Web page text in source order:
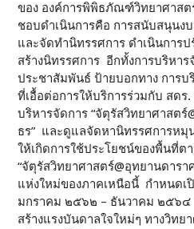
ของ องค์การพิพิธภัณฑ์วิทยาศาส
ชอบดำเนินการคือ การสนับสนุนง
และจัดทำนิทรรศการ ดำเนินการ
สร้างนิทรรศการ อีกทั้งการบริหา
ประชาสัมพันธ์ ป้ายบอกทาง การ
ที่เอื้อต่อการให้บริการร่วมกับ สดร
บริหารจัดการ “จัตุรัสวิทยาศาสตร์
ธร” และดูแลจัดหานิทรรศการหมุ
ให้เกิดการใช้ประโยชน์ของพื้นที่ต
“จัตุรัสวิทยาศาสตร์@อุทยานดารา
แห่งใหม่ของภาคเหนือนี้ กำหนดเ
มกราคม ๒๕๖๒ – ธันวาคม ๒๕๖๔
สร้างแรงบันดาลใจใหม่ๆ ทางวิทย